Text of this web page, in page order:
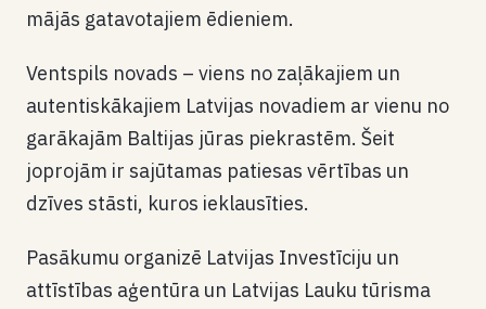
mājās gatavotajiem ēdieniem.
Ventspils novads – viens no zaļākajiem un
autentiskākajiem Latvijas novadiem ar vienu no
garākajām Baltijas jūras piekrastēm. Šeit
joprojām ir sajūtamas patiesas vērtības un
dzīves stāsti, kuros ieklausīties.
Pasākumu organizē Latvijas Investīciju un
attīstības aģentūra un Latvijas Lauku tūrisma